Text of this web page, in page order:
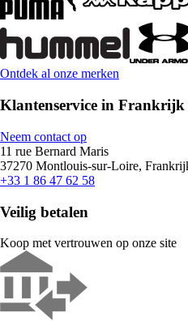
Ontdek al onze merken
Klantenservice in Frankrijk
Neem contact op
11 rue Bernard Maris
37270 Montlouis-sur-Loire,
+33 1 86 47 62 58
Veilig betalen
Koop met vertrouwen op onze site